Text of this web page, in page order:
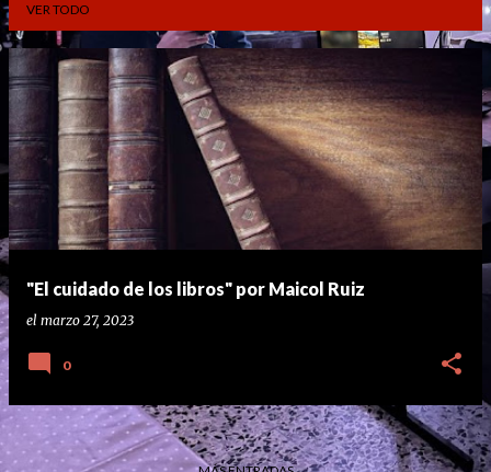
VER TODO
E
n
t
r
a
d
a
s
"El cuidado de los libros" por Maicol Ruiz
el marzo 27, 2023
0